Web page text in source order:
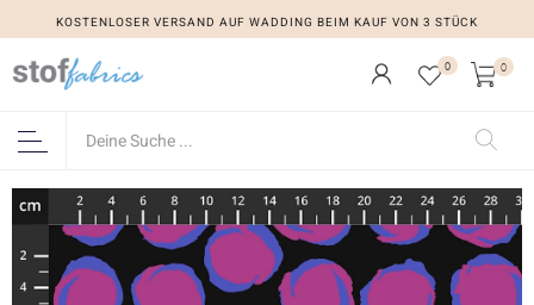
KOSTENLOSER VERSAND AUF WADDING BEIM KAUF VON 3 STÜCK
0 0